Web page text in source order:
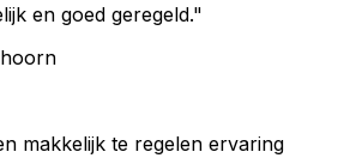
en goed geregeld."
makkelijk te regelen ervaring